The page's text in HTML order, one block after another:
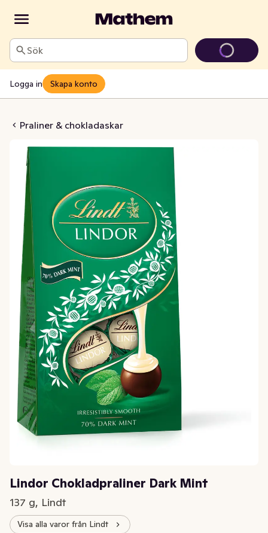
Sök
Logga in Skapa konto
Praliner & chokladaskar
Dark Mint
Lindor Chokladpraliner Dark Mint
137 g, Lindt
Visa alla varor från Lindt